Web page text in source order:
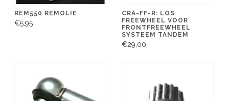
REM550 REMOLIE
€5,95
CRA-FF-R: LOS
FREEWHEEL VOOR
FRONTFREEWHEEL
SYSTEEM TANDEM
€29,00